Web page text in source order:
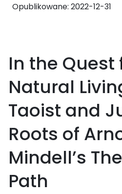
Opublikowane: 2022-12-31
In the Quest
Natural
Taoist and
Roots of
Mindell’s
Path